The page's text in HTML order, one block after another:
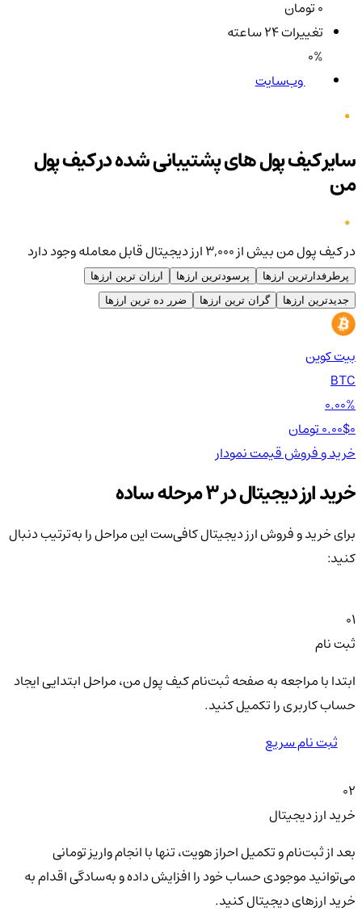
تغییرات ۲۴ ساعته
0%
وب‌سایت
سایر کیف پول های پشتیبانی شده در کیف پول
من
در کیف پول من بیش از ۳,۰۰۰ ارز دیجیتال قابل معامله وجود دارد
پرطرفدارترین ارزها پرسودترین ارزها
ارزان ترین ارزها
جدیدترین ارزها
گران ترین ارزها ضرر ده ترین ارزها
بیت کوین
BTC
0.00%
0.00$
خرید و فروشقیمتنمودار
خرید ارز دیجیتال در 3 مرحله ساده
برای خرید و فروش ارز دیجیتال کافی‌ست این مراحل را به‌ترتیب دنبال
کنید:
01
ثبت نام
ابتدا با مراجعه به صفحه ثبت‌نام کیف‌ پول من، مراحل ابتدایی ایجاد
حساب کاربری را تکمیل کنید.
ثبت نام سریع
02
خرید ارز دیجیتال
بعد از ثبت‌نام و تکمیل احراز هویت، تنها با انجام واریز تومانی
می‌توانید موجودی حساب خود را افزایش داده و به‌سادگی اقدام به
خرید ارزهای دیجیتال کنید.